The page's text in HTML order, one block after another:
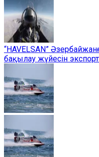
“HAVELSAN”
бақылау жүйесін